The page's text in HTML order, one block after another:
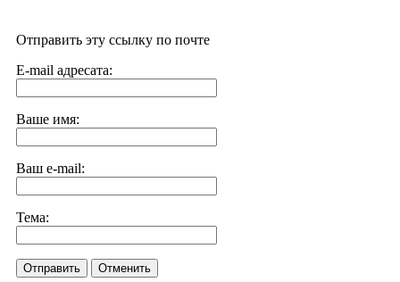
Отправить эту ссылку по почте
E-mail адресата:
Ваше имя:
Ваш e-mail:
Тема:
Отправить Отменить